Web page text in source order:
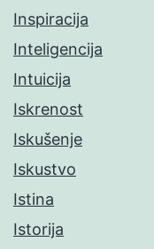
Inspiracija
Inteligencija
Intuicija
Iskrenost
Iskušenje
Iskustvo
Istina
Istorija